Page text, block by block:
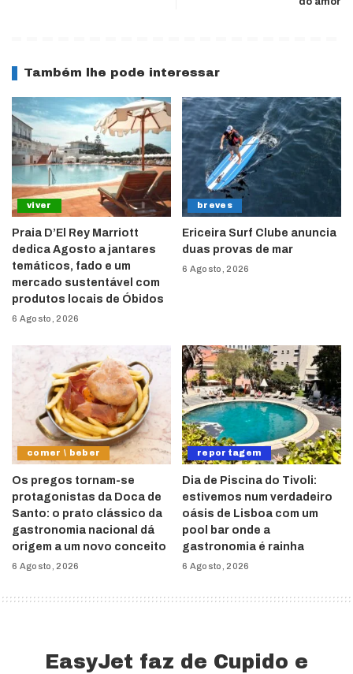
Também lhe pode interessar
viver
Praia D’El Rey Marriott
dedica Agosto a jantares
temáticos, fado e um
mercado sustentável com
produtos locais de Óbidos
6 Agosto, 2026
breves
Ericeira Surf Clube anuncia
duas provas de mar
6 Agosto, 2026
comer \ beber
Os pregos tornam-se
protagonistas da Doca de
Santo: o prato clássico da
gastronomia nacional dá
origem a um novo conceito
6 Agosto, 2026
reportagem
Dia de Piscina do Tivoli:
estivemos num verdadeiro
oásis de Lisboa com um
pool bar onde a
gastronomia é rainha
6 Agosto, 2026
EasyJet faz de Cupido e